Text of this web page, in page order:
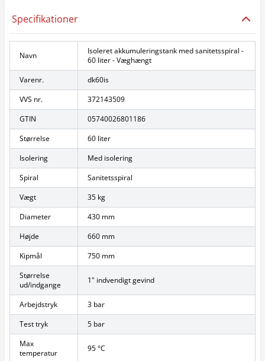
Specifikationer
Navn
Isoleret akkumuleringstank med sanitetsspiral -
60 liter - Væghængt
Varenr.
dk60is
VVS nr.
372143509
GTIN
05740026801186
Størrelse
60 liter
Isolering
Med isolering
Spiral
Sanitetsspiral
Vægt
35 kg
Diameter
430 mm
Højde
660 mm
Kipmål
750 mm
Størrelse
ud/indgange
1" indvendigt gevind
Arbejdstryk
3 bar
Test tryk
5 bar
Max
temperatur
95 °C